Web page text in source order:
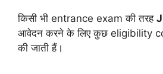
किसी भी entrance exam की तरह
आवेदन करने के लिए कुछ eligibility
की जाती हैं।